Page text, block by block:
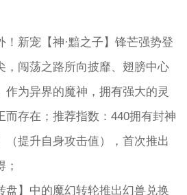
！新宠【神·黯之子】锋芒强势登
，闯荡之路所向披靡、翅膀中心
作为异界的魔神，拥有强大的灵
而存在；推荐指数：440拥有封神
（提升自身攻击值），首次推出
盘】中的魔幻转轮推出幻兽兑换